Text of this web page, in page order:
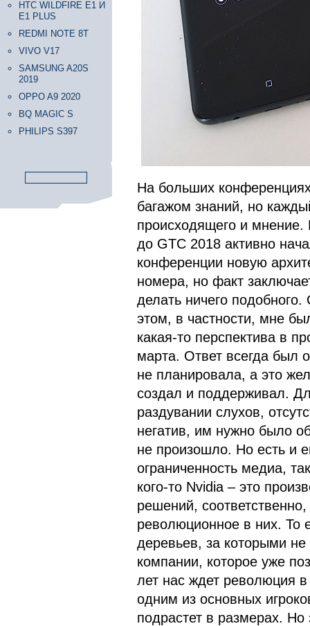
HTC WILDFIRE E1 И
E1 PLUS
REDMI NOTE 8T
VIVO V17
SAMSUNG A20S
2019
OPPO A9 2020
BQ MAGIC S
PHILIPS S397
На больших
багажом знаний, но
происходящего и
до GTC 2018 активно
конференции новую
номера, но факт
делать ничего
этом, в частности, мне
какая-то перспектива в
марта. Ответ всегда был
не планировала, а это
создал и поддерживал.
раздувании слухов,
негатив, им нужно было
не произошло. Но есть и
ограниченность медиа,
кого-то Nvidia – это
решений,
революционное в них. То
деревьев, за которыми
компании, которое уже
лет нас ждет революция
одним из основных
подрастет в размерах.